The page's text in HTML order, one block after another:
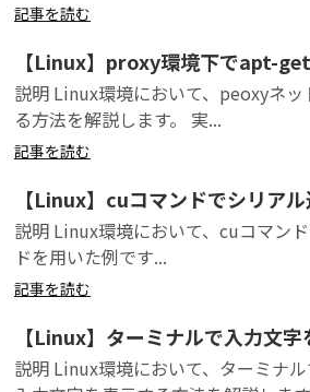
記事を読む
【Linux】proxy環境下でapt-
説明 Linux環境において、peoxyネ
る方法を解説します。 実...
記事を読む
【Linux】cuコマンドでシリア
説明 Linux環境において、cuコマン
ドを用いた例です...
記事を読む
【Linux】ターミナルで入力文
説明 Linux環境において、ターミナ